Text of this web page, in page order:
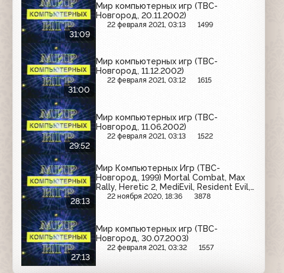
31:09
Мир компьютерных игр (ТВС-
Новгород, 20.11.2002)
22 февраля 2021, 03:13 1499
31:00
Мир компьютерных игр (ТВС-
Новгород, 11.12.2002)
22 февраля 2021, 03:12 1615
29:52
Мир компьютерных игр (ТВС-
Новгород, 11.06.2002)
22 февраля 2021, 03:13 1522
28:13
Мир Компьютерных Игр (ТВС-
Новгород, 1999) Mortal Combat, Max
Rally, Heretic 2, MediEvil, Resident Evil,
Venus Art
22 ноября 2020, 18:36 3878
27:13
Мир компьютерных игр (ТВС-
Новгород, 30.07.2003)
22 февраля 2021, 03:32 1557